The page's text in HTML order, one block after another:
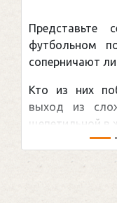
Представьте
футбольном
соперничают
Кто из них
выход из
щепетильной в